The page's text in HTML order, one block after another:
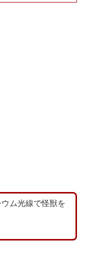
ム光線で怪獣を